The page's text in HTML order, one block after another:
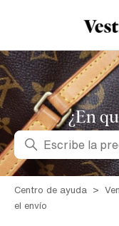
¿En
Búsqueda
Centro de ayuda
el envío